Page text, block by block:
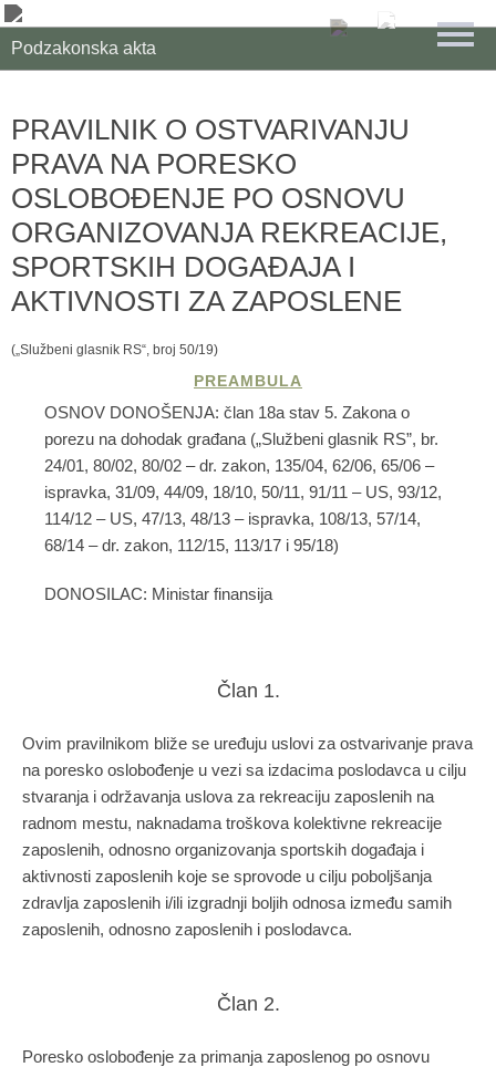
Podzakonska akta
PRAVILNIK O OSTVARIVANJU
PRAVA NA PORESKO
OSLOBOĐENJE PO OSNOVU
ORGANIZOVANJA REKREACIJE,
SPORTSKIH DOGAĐAJA I
AKTIVNOSTI ZA ZAPOSLENE
(„Službeni glasnik RS“, broj 50/19)
OSNOV DONOŠENJA: član 18a stav 5. Zakona o
porezu na dohodak građana („Službeni glasnik RS”, br.
24/01, 80/02, 80/02 – dr. zakon, 135/04, 62/06, 65/06 –
ispravka, 31/09, 44/09, 18/10, 50/11, 91/11 – US, 93/12,
114/12 – US, 47/13, 48/13 – ispravka, 108/13, 57/14,
68/14 – dr. zakon, 112/15, 113/17 i 95/18)
DONOSILAC: Ministar finansija
Član 1.
Ovim pravilnikom bliže se uređuju uslovi za ostvarivanje prava
na poresko oslobođenje u vezi sa izdacima poslodavca u cilju
stvaranja i održavanja uslova za rekreaciju zaposlenih na
radnom mestu, naknadama troškova kolektivne rekreacije
zaposlenih, odnosno organizovanja sportskih događaja i
aktivnosti zaposlenih koje se sprovode u cilju poboljšanja
zdravlja zaposlenih i/ili izgradnji boljih odnosa između samih
zaposlenih, odnosno zaposlenih i poslodavca.
Član 2.
Poresko oslobođenje za primanja zaposlenog po osnovu